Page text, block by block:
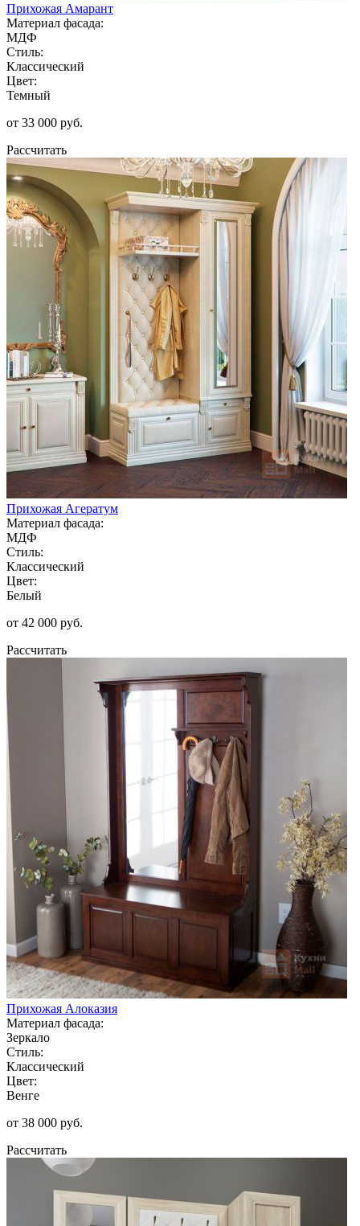
Прихожая Амарант
Материал фасада:
МДФ
Стиль:
Классический
Цвет:
Темный
от 33 000 руб.
Рассчитать
Прихожая Агератум
Материал фасада:
МДФ
Стиль:
Классический
Цвет:
Белый
от 42 000 руб.
Рассчитать
Прихожая Алоказия
Материал фасада:
Зеркало
Стиль:
Классический
Цвет:
Венге
от 38 000 руб.
Рассчитать